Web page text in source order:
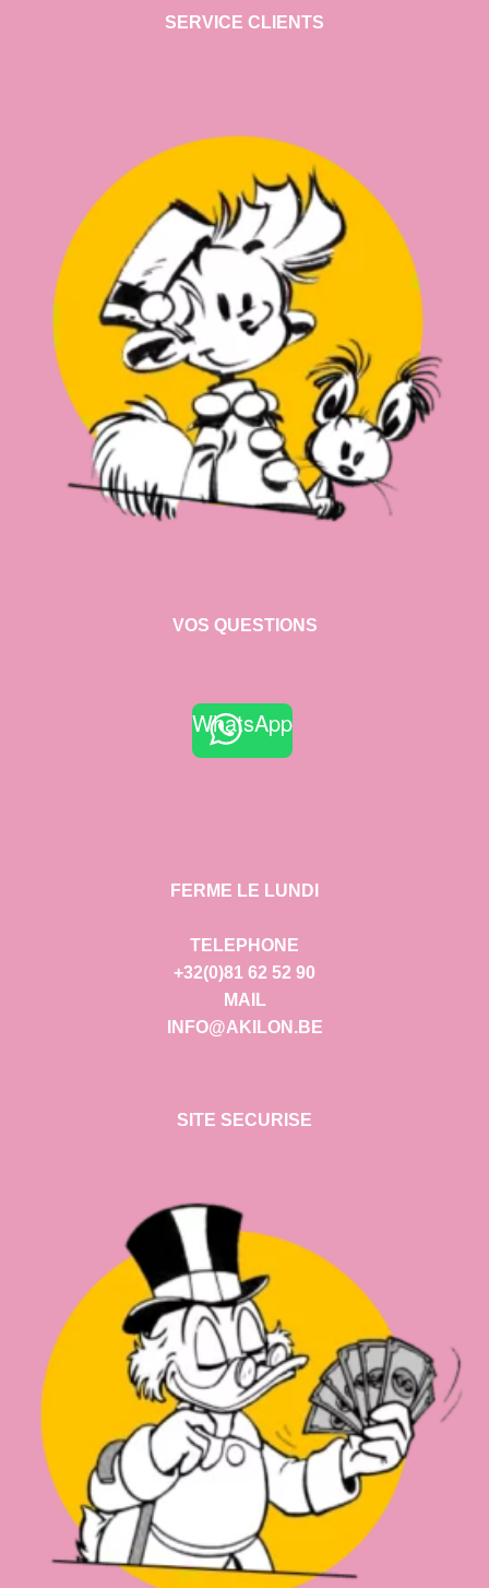
SERVICE CLIENTS
VOS QUESTIONS
WhatsApp
FERME LE LUNDI
TELEPHONE
+32(0)81 62 52 90
MAIL
INFO@AKILON.BE
SITE SECURISE